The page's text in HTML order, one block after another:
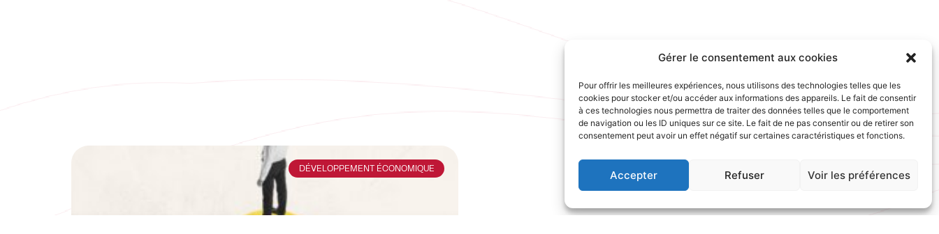
Gérer le consentement aux cookies
Pour offrir les meilleures expériences, nous utilisons des technologies telles que les
cookies pour stocker et/ou accéder aux informations des appareils. Le fait de consentir
à ces technologies nous permettra de traiter des données telles que le comportement
de navigation ou les ID uniques sur ce site. Le fait de ne pas consentir ou de retirer son
consentement peut avoir un effet négatif sur certaines caractéristiques et fonctions.
Accepter Refuser Voir les préférences
DÉVELOPPEMENT ÉCONOMIQUE